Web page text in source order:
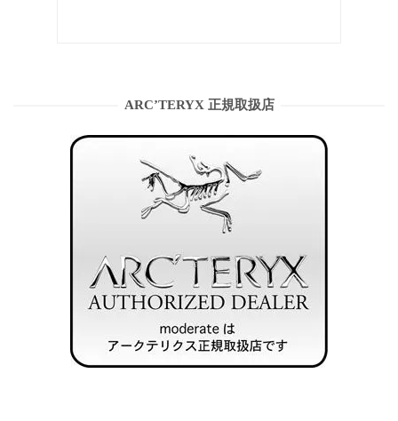
ARC’TERYX 正規取扱店